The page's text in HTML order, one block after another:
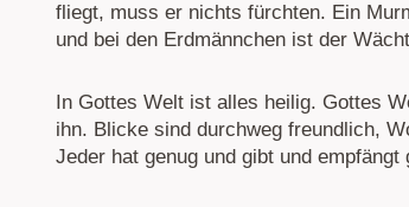
fliegt, muss er nichts fürchten. Ein
und bei den Erdmännchen ist der
In Gottes Welt ist alles heilig. Gottes
ihn. Blicke sind durchweg freundlich,
Jeder hat genug und gibt und empfängt